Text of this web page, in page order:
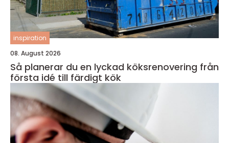
inspiration
08. August 2026
Så planerar du en lyckad köksrenovering från
första idé till färdigt kök